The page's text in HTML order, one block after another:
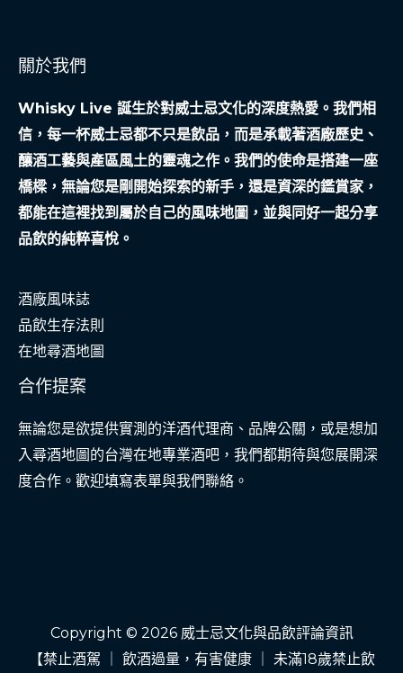
關於我們
Whisky Live 誕生於對威士忌文化的深度熱愛。我們相
信，每一杯威士忌都不只是飲品，而是承載著酒廠歷史、
釀酒工藝與產區風土的靈魂之作。我們的使命是搭建一座
橋樑，無論您是剛開始探索的新手，還是資深的鑑賞家，
都能在這裡找到屬於自己的風味地圖，並與同好一起分享
品飲的純粹喜悅。
酒廠風味誌
品飲生存法則
在地尋酒地圖
合作提案
無論您是欲提供實測的洋酒代理商、品牌公關，或是想加
入尋酒地圖的台灣在地專業酒吧，我們都期待與您展開深
度合作。歡迎填寫表單與我們聯絡。
Copyright © 2026 威士忌文化與品飲評論資訊
【禁止酒駕 ｜ 飲酒過量，有害健康 ｜ 未滿18歲禁止飲